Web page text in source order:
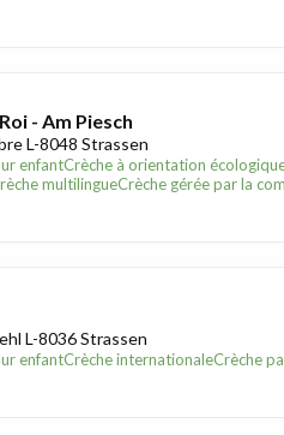
- Am Piesch
L-8048 Strassen
enfantCrèche à orientation
multilingueCrèche gérée par la
L-8036 Strassen
enfantCrèche internationaleCrèche